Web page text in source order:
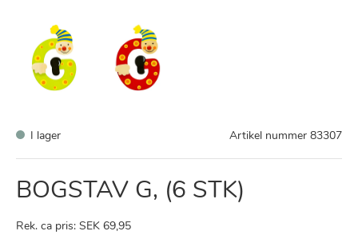
I lager Artikel nummer 83307
BOGSTAV G, (6 STK)
Rek. ca pris: SEK 69,95